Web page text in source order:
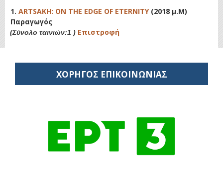
1. ARTSAKH: ON THE EDGE OF ETERNITY(2018 μ.Μ)
Παραγωγός
(Σύνολο ταινιών:1 ) Επιστροφή
ΧΟΡΗΓΟΣ ΕΠΙΚΟΙΝΩΝΙΑΣ